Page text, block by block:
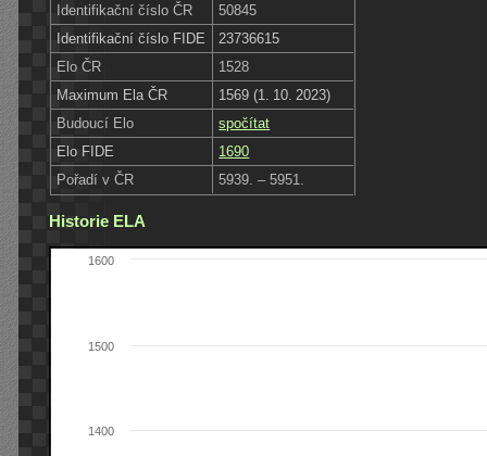
Identifikační číslo ČR
50845
Identifikační číslo FIDE
23736615
Elo ČR
1528
Maximum Ela ČR
1569 (1. 10. 2023)
Budoucí Elo
spočítat
Elo FIDE
1690
Pořadí v ČR
5939. – 5951.
Historie ELA
1400
1500
1600